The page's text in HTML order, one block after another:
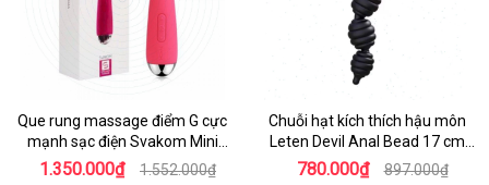
Que rung massage điểm G cực
mạnh sạc điện Svakom Mini
Emma
1.350.000₫ 1.552.000₫
Chuỗi hạt kích thích hậu môn
Leten Devil Anal Bead 17 cm
mới
780.000₫ 897.000₫